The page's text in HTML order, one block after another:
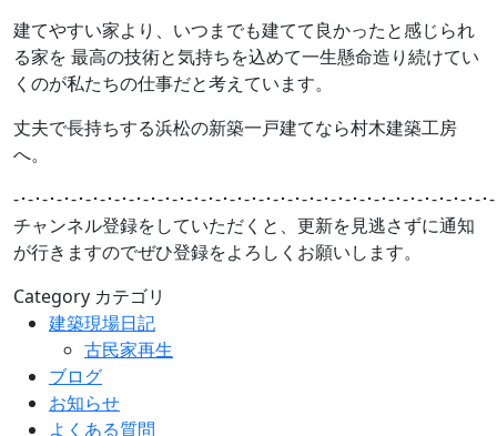
建てやすい家より、いつまでも建てて良かったと感じられ
る家を 最高の技術と気持ちを込めて一生懸命造り続けてい
くのが私たちの仕事だと考えています。
丈夫で長持ちする浜松の新築一戸建てなら村木建築工房
へ。
-･-･-･-･-･-･-･-･-･-･-･-･-･-･-･-･-･-･-･-･-･-･-･-･-･-･-･-･-･-･-･-･-･
チャンネル登録をしていただくと、更新を見逃さずに通知
が行きますのでぜひ登録をよろしくお願いします。
Category カテゴリ
建築現場日記
古民家再生
ブログ
お知らせ
よくある質問